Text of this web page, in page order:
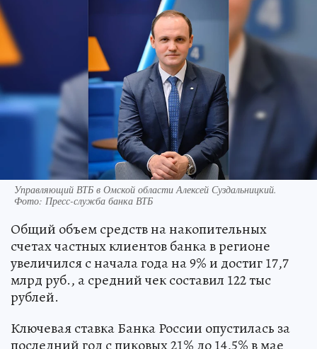
Управляющий ВТБ в Омской области Алексей Суздальницкий.
Фото: Пресс-служба банка ВТБ
Общий объем средств на накопительных
счетах частных клиентов банка в регионе
увеличился с начала года на 9% и достиг 17,7
млрд руб., а средний чек составил 122 тыс
рублей.
Ключевая ставка Банка России опустилась за
последний год с пиковых 21% до 14,5% в мае